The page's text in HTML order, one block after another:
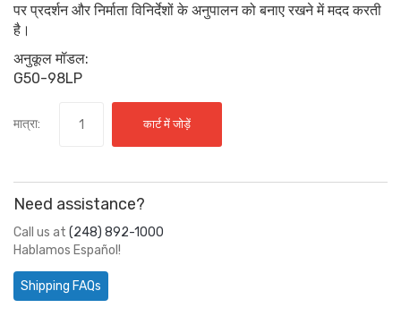
पर प्रदर्शन और निर्माता विनिर्देशों के अनुपालन को बनाए रखने में मदद करती
है।
अनुकूल मॉडल:
G50-98LP
मात्रा: कार्ट में जोड़ें
Need assistance?
Call us at (248) 892-1000
Hablamos Español!
Shipping FAQs